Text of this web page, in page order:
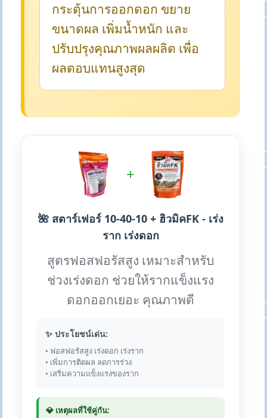
กระตุ้นการออกดอก ขยาย
ขนาดผล เพิ่มน้ำหนัก และ
ปรับปรุงคุณภาพผลผลิต เพื่อ
ผลตอบแทนสูงสุด
+
🌺 สตาร์เฟอร์ 10-40-10 + ฮิวมิคFK - เร่ง
ราก เร่งดอก
สูตรฟอสฟอรัสสูง เหมาะสำหรับ
ช่วงเร่งดอก ช่วยให้รากแข็งแรง
ดอกออกเยอะ คุณภาพดี
✨ ประโยชน์เด่น:
• ฟอสฟอรัสสูง เร่งดอก เร่งราก
• เพิ่มการติดผล ลดการร่วง
• เสริมความแข็งแรงของราก
💎 เหตุผลที่ใช้คู่กัน: